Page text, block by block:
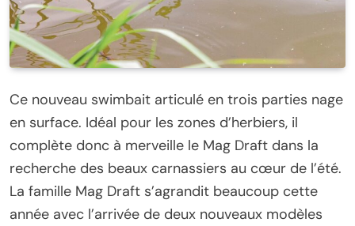
Ce nouveau swimbait articulé en trois parties nage
en surface. Idéal pour les zones d’herbiers, il
complète donc à merveille le Mag Draft dans la
recherche des beaux carnassiers au cœur de l’été.
La famille Mag Draft s’agrandit beaucoup cette
année avec l’arrivée de deux nouveaux modèles